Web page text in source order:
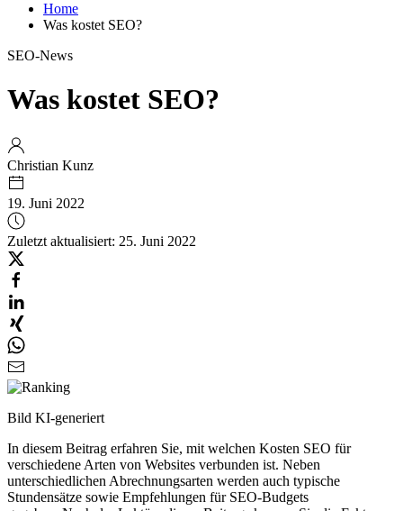
Home
Was kostet SEO?
SEO-News
Was kostet SEO?
Christian Kunz
19. Juni 2022
Zuletzt aktualisiert: 25. Juni 2022
Bild KI-generiert
In diesem Beitrag erfahren Sie, mit welchen Kosten SEO für
verschiedene Arten von Websites verbunden ist. Neben
unterschiedlichen Abrechnungsarten werden auch typische
Stundensätze sowie Empfehlungen für SEO-Budgets